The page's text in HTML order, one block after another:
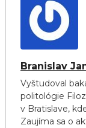
Branislav
Vyštudoval
politológie
v Bratislave,
Zaujíma sa o